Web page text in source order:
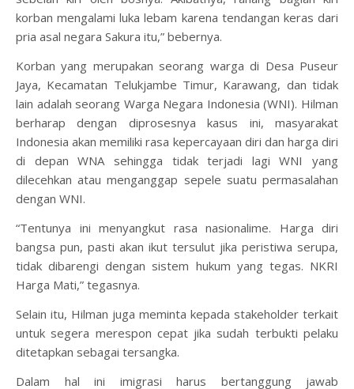
korban mengalami luka lebam karena tendangan keras dari
pria asal negara Sakura itu,” bebernya.
Korban yang merupakan seorang warga di Desa Puseur
Jaya, Kecamatan Telukjambe Timur, Karawang, dan tidak
lain adalah seorang Warga Negara Indonesia (WNI). Hilman
berharap dengan diprosesnya kasus ini, masyarakat
Indonesia akan memiliki rasa kepercayaan diri dan harga diri
di depan WNA sehingga tidak terjadi lagi WNI yang
dilecehkan atau menganggap sepele suatu permasalahan
dengan WNI.
“Tentunya ini menyangkut rasa nasionalime. Harga diri
bangsa pun, pasti akan ikut tersulut jika peristiwa serupa,
tidak dibarengi dengan sistem hukum yang tegas. NKRI
Harga Mati,” tegasnya.
Selain itu, Hilman juga meminta kepada stakeholder terkait
untuk segera merespon cepat jika sudah terbukti pelaku
ditetapkan sebagai tersangka.
Dalam hal ini imigrasi harus bertanggung jawab